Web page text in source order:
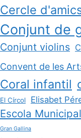
Cercle
Conjunt de
Conjunt violins
Convent de les
Coral infantil
El Círcol
Elisabet
Escola
Gran Gallina